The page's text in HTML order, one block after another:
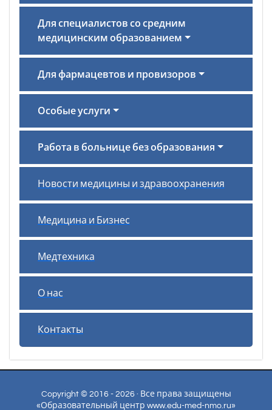
Для специалистов со средним
медицинским образованием
Для фармацевтов и провизоров
Особые услуги
Работа в больнице без образования
Новости медицины и здравоохранения
Медицина и Бизнес
Медтехника
О нас
Контакты
Copyright © 2016 - 2026 · Все права защищены
«Образовательный центр www.edu-med-nmo.ru»